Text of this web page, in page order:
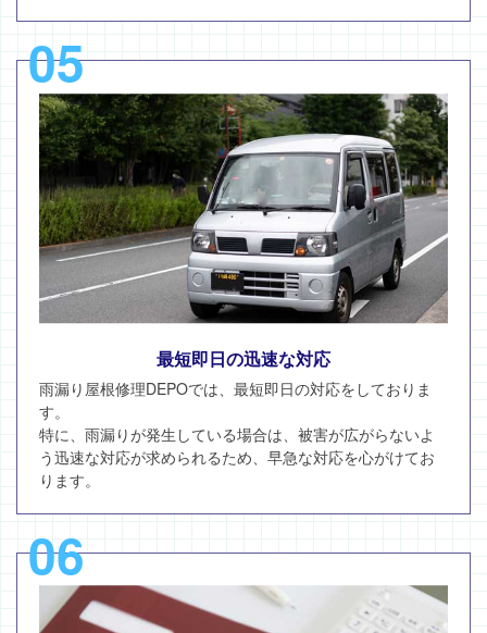
05
最短即日の迅速な対応
雨漏り屋根修理DEPOでは、最短即日の対応をしておりま
す。
特に、雨漏りが発生している場合は、被害が広がらないよ
う迅速な対応が求められるため、早急な対応を心がけてお
ります。
06